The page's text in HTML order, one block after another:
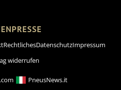
RechtlichesDatenschutzImpressum
widerrufen
PneusNews.it